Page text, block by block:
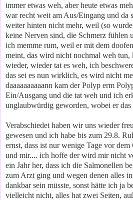
immer etwas weh, aber heute etwas
war recht weit am Aus/Eingang und da
weiter hinten nicht mehr, weil (so
keine Nerven sind, die Schmerz fühlen
ich memme rum, weil er mit dem
meint, das wird nicht nochmal weh tun,
wieder, wieder tat es weh, ich
das sei es nun wirklich, es wird nicht
daaaaaaaaaann kam der Polyp erm
Ein/Ausgang und die tat weh und ich
unglaubwürdig geworden, wobei er das
Verabschiedet haben wir uns wieder
gewesen und ich habe bis zum 29.8.
ernst, dass ist nur wenige Tage vor
und mir.... ich hoffe der wird mir nicht
ein Jahr her, dass ich die Salmonellen
zum Arzt ging und wegen denen alles
dankbar sein müsste, sonst hätte ich ja
vielleicht nicht, alles hat zwei Seiten,